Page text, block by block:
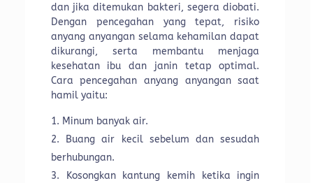
dan jika ditemukan bakteri, segera diobati.
Dengan pencegahan yang tepat, risiko
anyang anyangan selama kehamilan dapat
dikurangi, serta membantu menjaga
kesehatan ibu dan janin tetap optimal.
Cara pencegahan anyang anyangan saat
hamil yaitu:
Minum banyak air.
Buang air kecil sebelum dan sesudah
berhubungan.
Kosongkan kantung kemih ketika ingin